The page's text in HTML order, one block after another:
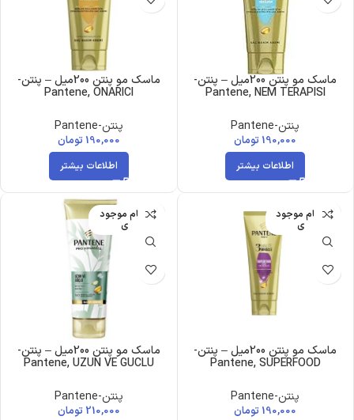
ماسک مو پنتن 200میل – پنتن-
Pantene, NEM TERAPISI
پنتن-Pantene
190,000 تومان
اطلاعات بیشتر
ماسک مو پنتن 200میل – پنتن-
Pantene, ONARICI
پنتن-Pantene
190,000 تومان
اطلاعات بیشتر
اتمام موجود
ی
ماسک مو پنتن 200میل – پنتن-
Pantene, SUPERFOOD
پنتن-Pantene
190,000 تومان
اتمام موجود
ی
ماسک مو پنتن 200میل – پنتن-
Pantene, UZUN VE GUCLU
پنتن-Pantene
210,000 تومان